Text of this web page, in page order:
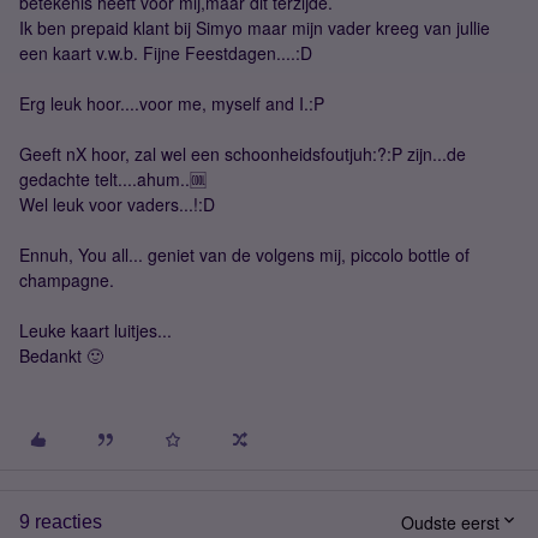
Ik ben prepaid klant bij Simyo maar mijn vader kreeg van jullie
een kaart v.w.b. Fijne Feestdagen....:D
Erg leuk hoor....voor me, myself and I.:P
Geeft nX hoor, zal wel een schoonheidsfoutjuh:?:P zijn...de
gedachte telt....ahum..🆒
Wel leuk voor vaders...!:D
Ennuh, You all... geniet van de volgens mij, piccolo bottle of
champagne.
Leuke kaart luitjes...
Bedankt 🙂
9 reacties Oudste eerst